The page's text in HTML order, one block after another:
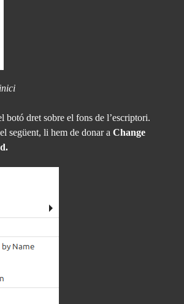
botó dret sobre el fons de l’escriptori.
següent, li hem de donar a Change